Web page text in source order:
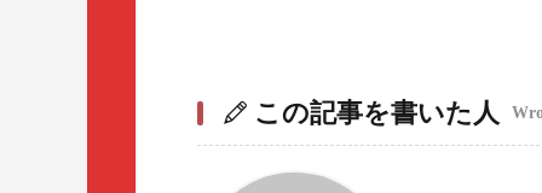
この記事を書いた人